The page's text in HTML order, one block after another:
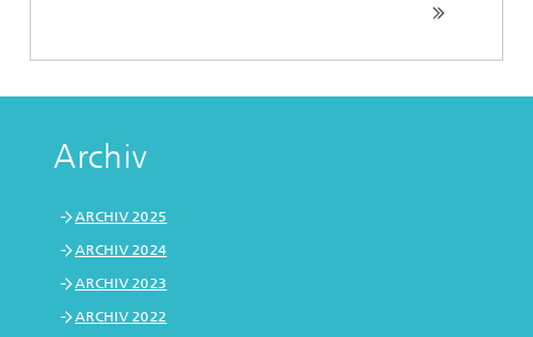
Archiv
ARCHIV 2025
ARCHIV 2024
ARCHIV 2023
ARCHIV 2022